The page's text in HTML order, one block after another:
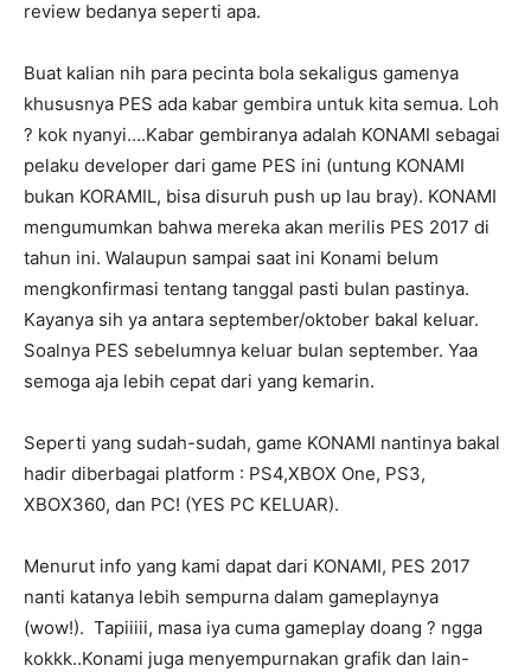
review bedanya seperti apa.
Buat kalian nih para pecinta bola sekaligus gamenya
khususnya PES ada kabar gembira untuk kita semua. Loh
? kok nyanyi….Kabar gembiranya adalah KONAMI sebagai
pelaku developer dari game PES ini (untung KONAMI
bukan KORAMIL, bisa disuruh push up lau bray). KONAMI
mengumumkan bahwa mereka akan merilis PES 2017 di
tahun ini. Walaupun sampai saat ini Konami belum
mengkonfirmasi tentang tanggal pasti bulan pastinya.
Kayanya sih ya antara september/oktober bakal keluar.
Soalnya PES sebelumnya keluar bulan september. Yaa
semoga aja lebih cepat dari yang kemarin.
Seperti yang sudah-sudah, game KONAMI nantinya bakal
hadir diberbagai platform : PS4,XBOX One, PS3,
XBOX360, dan PC! (YES PC KELUAR).
Menurut info yang kami dapat dari KONAMI, PES 2017
nanti katanya lebih sempurna dalam gameplaynya
(wow!). Tapiiiii, masa iya cuma gameplay doang ? ngga
kokkk..Konami juga menyempurnakan grafik dan lain-